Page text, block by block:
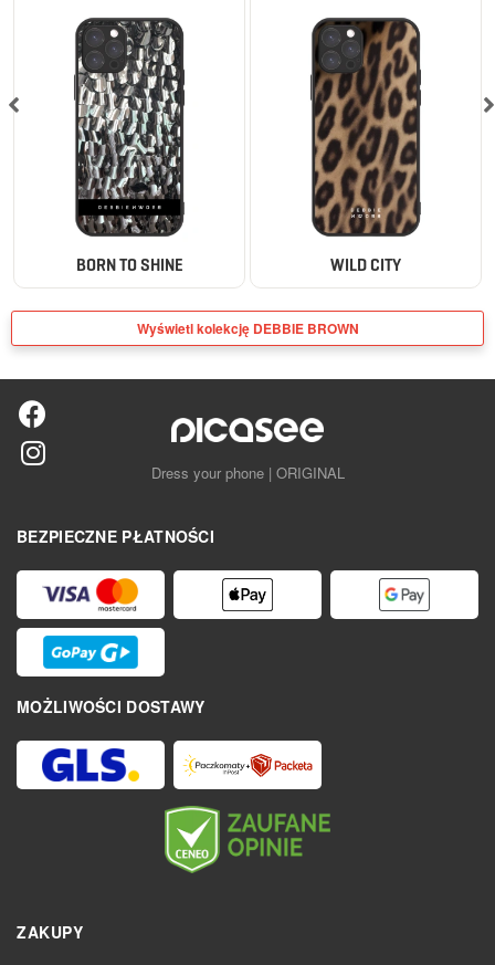
BORN TO SHINE WILD CITY
Wyświetl kolekcję DEBBIE BROWN
Dress your phone | ORIGINAL
BEZPIECZNE PŁATNOŚCI
MOŻLIWOŚCI DOSTAWY
ZAKUPY